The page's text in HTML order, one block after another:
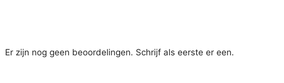
Er zijn nog geen beoordelingen. Schrijf als eerste er een.